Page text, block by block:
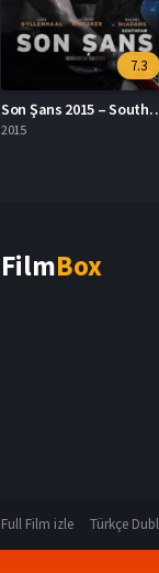
7.3
Son Şans 2015 –
2015
FilmBox
Full Film izle Türkçe